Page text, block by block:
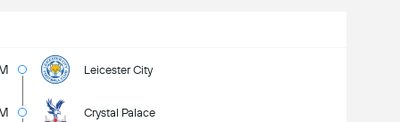
Leicester City
Crystal Palace